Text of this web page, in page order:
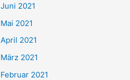
h
:
Juni 2021
Mai 2021
April 2021
März 2021
Februar 2021